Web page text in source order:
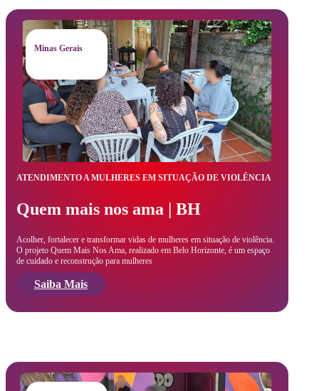
Minas Gerais
ATENDIMENTO A MULHERES EM SITUAÇÃO DE VIOLÊNCIA
Quem mais nos ama | BH
Acolher, fortalecer e transformar vidas de mulheres em situação de violência.
O projeto Quem Mais Nos Ama, realizado em Belo Horizonte, é um espaço
de cuidado e reconstrução para mulheres
Saiba Mais